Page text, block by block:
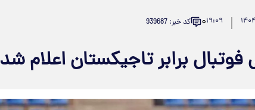
۱۹:۰۹۰ کد خبر: 939687
برابر تاجیکستان اعلام شد